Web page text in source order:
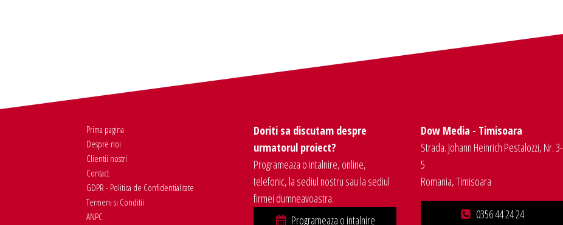
Prima pagina
Despre noi
Clientii nostri
Contact
GDPR - Politica de Confidentialitate
Termeni si Conditii
ANPC
Doriti sa discutam despre
urmatorul proiect?
Programeaza o intalnire, online,
telefonic, la sediul nostru sau la sediul
firmei dumneavoastra.
Programeaza o intalnire
Dow Media - Timisoara
Strada. Johann Heinrich Pestalozzi, Nr. 3-
5
Romania, Timisoara
0356 44 24 24